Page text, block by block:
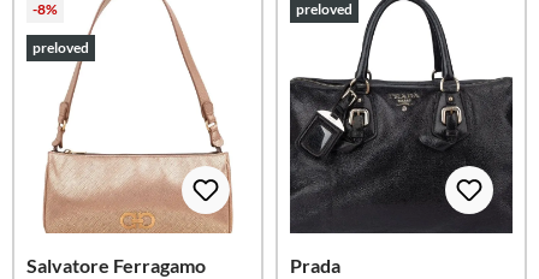
-8%
preloved
Salvatore Ferragamo
preloved
Prada